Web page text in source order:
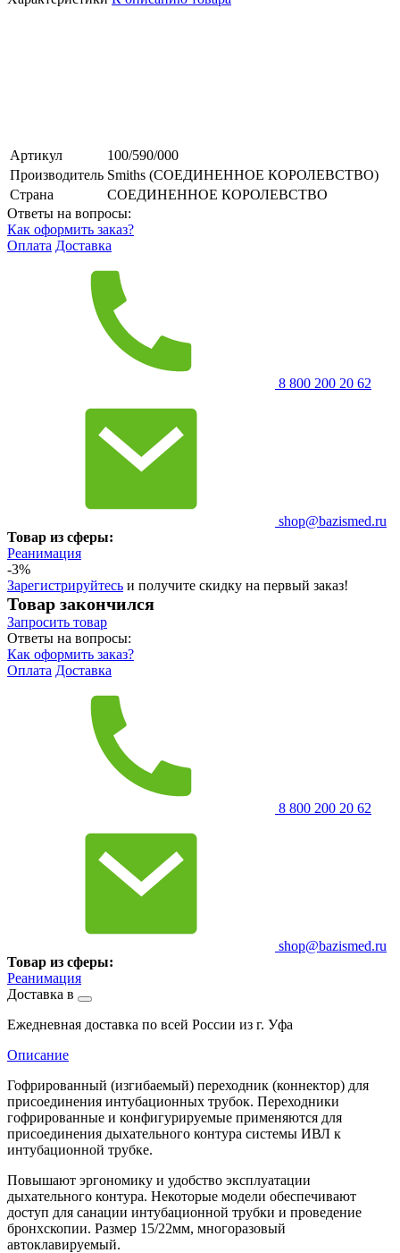
Артикул
100/590/000
Производитель Smiths (СОЕДИНЕННОЕ КОРОЛЕВСТВО)
Страна
СОЕДИНЕННОЕ КОРОЛЕВСТВО
Ответы на вопросы:
Как оформить заказ?
Оплата Доставка
8 800 200 20 62
shop@bazismed.ru
Товар из сферы:
Реанимация
-3%
Зарегистрируйтесь и получите скидку на первый заказ!
Товар закончился
Запросить товар
Ответы на вопросы:
Как оформить заказ?
Оплата Доставка
8 800 200 20 62
shop@bazismed.ru
Товар из сферы:
Реанимация
Доставка в
Ежедневная доставка по всей России из г. Уфа
Описание
Гофрированный (изгибаемый) переходник (коннектор) для
присоединения интубационных трубок. Переходники
гофрированные и конфигурируемые применяются для
присоединения дыхательного контура системы ИВЛ к
интубационной трубке.
Повышают эргономику и удобство эксплуатации
дыхательного контура. Некоторые модели обеспечивают
доступ для санации интубационной трубки и проведение
бронхскопии. Размер 15/22мм, многоразовый
автоклавируемый.